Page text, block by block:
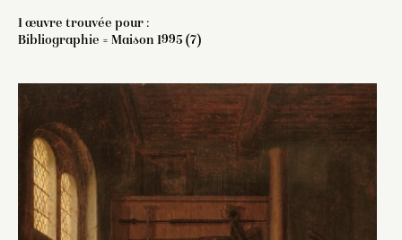
1 œuvre trouvée pour :
Bibliographie = Maison 1995 (7)